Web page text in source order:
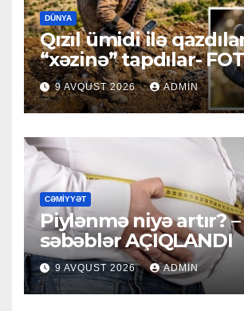
DÜNYA
Qızıl ümidi ilə
“xəzinə” tapdılar-
9 AVQUST 2026 ADMIN
CƏMIYYƏT
Piylənmə niyə artır?
səbəblər AÇIQLANDI
9 AVQUST 2026 ADMIN